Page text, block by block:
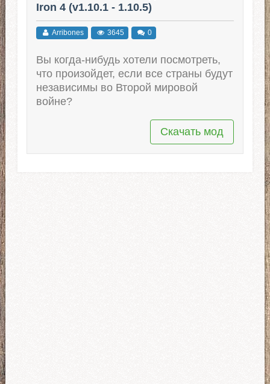
Iron 4 (v1.10.1 - 1.10.5)
Arribones 3645 0
Вы когда-нибудь хотели посмотреть,
что произойдет, если все страны будут
независимы во Второй мировой
войне?
Скачать мод